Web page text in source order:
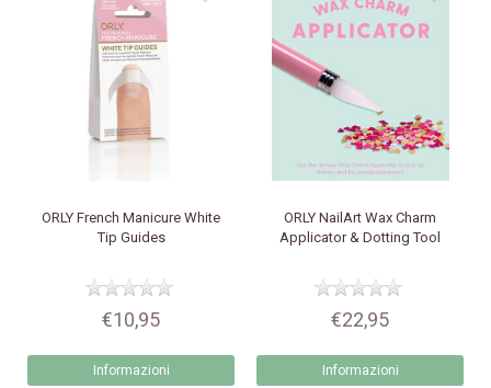
ORLY French Manicure White
Tip Guides
€10,95
Informazioni
ORLY NailArt Wax Charm
Applicator & Dotting Tool
€22,95
Informazioni